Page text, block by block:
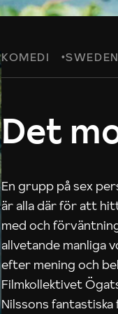
KOMEDI SWEDEN
Det
En grupp på sex
är alla där för att
med och
allvetande manliga
efter mening och
Filmkollektivet
Nilssons